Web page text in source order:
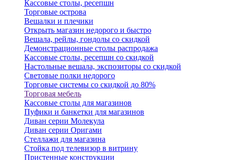
Кассовые столы, ресепшн
Торговые острова
Вешалки и плечики
Открыть магазин недорого и быстро
Вешала, рейлы, гондолы со скидкой
Демонстрационные столы распродажа
Кассовые столы, ресепшн со скидкой
Настольные вешала, экспозиторы со скидкой
Световые полки недорого
Торговые системы со скидкой до 80%
Торговая мебель
Кассовые столы для магазинов
Пуфики и банкетки для магазинов
Диван серии Молекула
Диван серии Оригами
Стеллажи для магазина
Стойка под телевизор в витрину
Пристенные конструкции